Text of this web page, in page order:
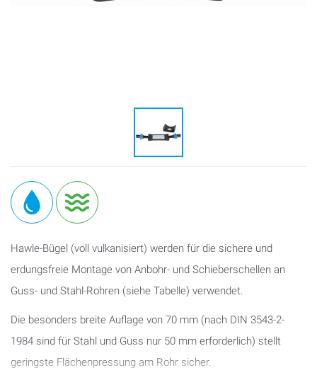
Hawle-Bügel (voll vulkanisiert) werden für die sichere und
erdungsfreie Montage von Anbohr- und Schieberschellen an
Guss- und Stahl-Rohren (siehe Tabelle) verwendet.
Die besonders breite Auflage von 70 mm (nach DIN 3543-2-
1984 sind für Stahl und Guss nur 50 mm erforderlich) stellt
geringste Flächenpressung am Rohr sicher.